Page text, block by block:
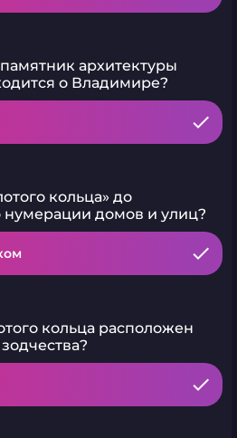
архитектуры
о Владимире?
кольца» до
домов и улиц?
кольца расположен